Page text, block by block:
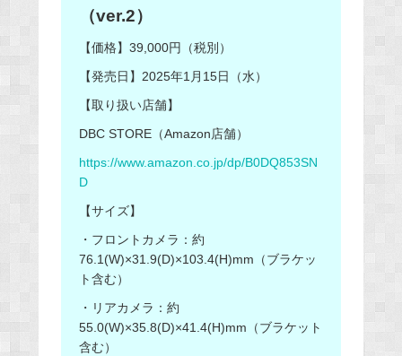
（ver.2）
【価格】39,000円（税別）
【発売日】2025年1月15日（水）
【取り扱い店舗】
DBC STORE（Amazon店舗）
https://www.amazon.co.jp/dp/B0DQ853SN
D
【サイズ】
・フロントカメラ：約
76.1(W)×31.9(D)×103.4(H)mm（ブラケッ
ト含む）
・リアカメラ：約
55.0(W)×35.8(D)×41.4(H)mm（ブラケット
含む）